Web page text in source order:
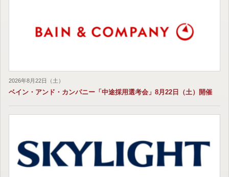
2026年8月22日（土）
ベイン・アンド・カンパニー「中途採用選考会」8月22日（土）開催